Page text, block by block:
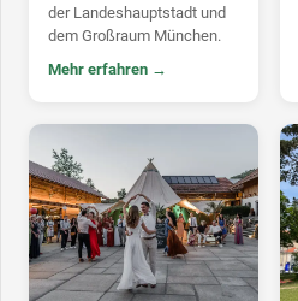
der Landeshauptstadt und
dem Großraum München.
Mehr erfahren →